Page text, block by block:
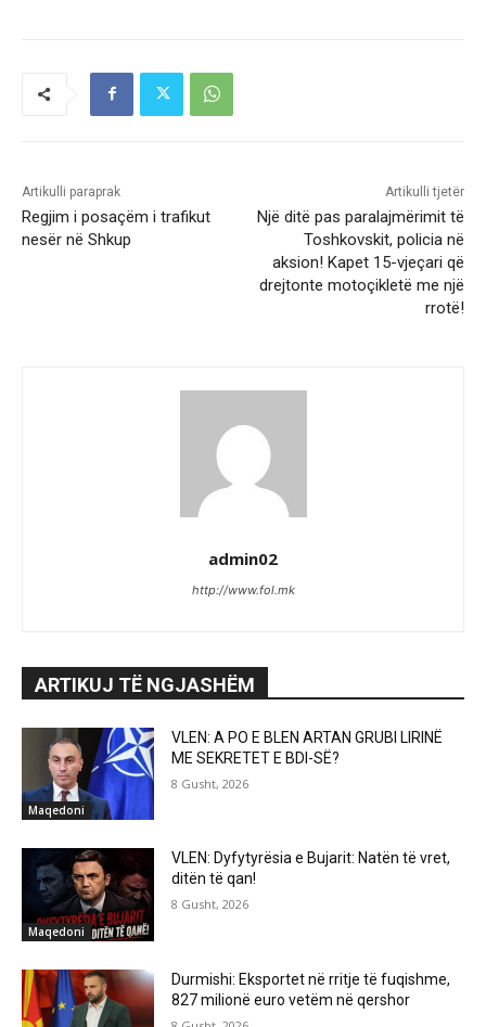
Artikulli paraprak
Regjim i posaçëm i trafikut
nesër në Shkup
Artikulli tjetër
Një ditë pas paralajmërimit të
Toshkovskit, policia në
aksion! Kapet 15-vjeçari që
drejtonte motoçikletë me një
rrotë!
admin02
http://www.fol.mk
ARTIKUJ TË NGJASHËM
Maqedoni
VLEN: A PO E BLEN ARTAN GRUBI LIRINË
ME SEKRETET E BDI-SË?
8 Gusht, 2026
Maqedoni
VLEN: Dyfytyrësia e Bujarit: Natën të vret,
ditën të qan!
8 Gusht, 2026
Durmishi: Eksportet në rritje të fuqishme,
827 milionë euro vetëm në qershor